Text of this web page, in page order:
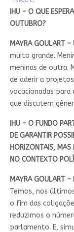
IHU – O QUE
OUTUBRO?
MAYRA GOULART –
muito grande.
meninas de outra.
de aderir a
vocacionadas
que discutem
IHU – O FUNDO
DE GARANTIR
HORIZONTAIS, MAS
NO CONTEXTO
MAYRA GOULART –
Temos, nos
o fim das
reduzimos o
parlamento. E,